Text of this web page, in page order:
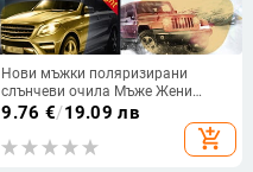
Нови мъжки поляризирани
слънчеви очила Мъже Жени
Ретро марков дизайн Слънчеви
очила Мъжка мода Очила за
нощно виждане за шофиране
9.76 €/19.09 лв
add_shopping_cart